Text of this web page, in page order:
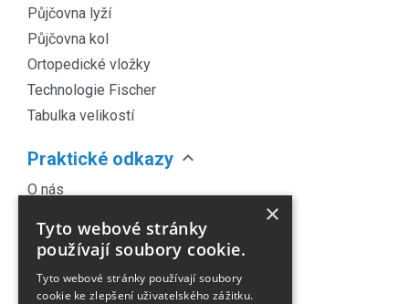
Půjčovna lyží
Půjčovna kol
Ortopedické vložky
Technologie Fischer
Tabulka velikostí
Praktické odkazy expand_more
O nás
Obchodní podmínky
Kontakt
×
Tyto webové stránky
používají soubory cookie.
Tyto webové stránky používají soubory
cookie ke zlepšení uživatelského zážitku.